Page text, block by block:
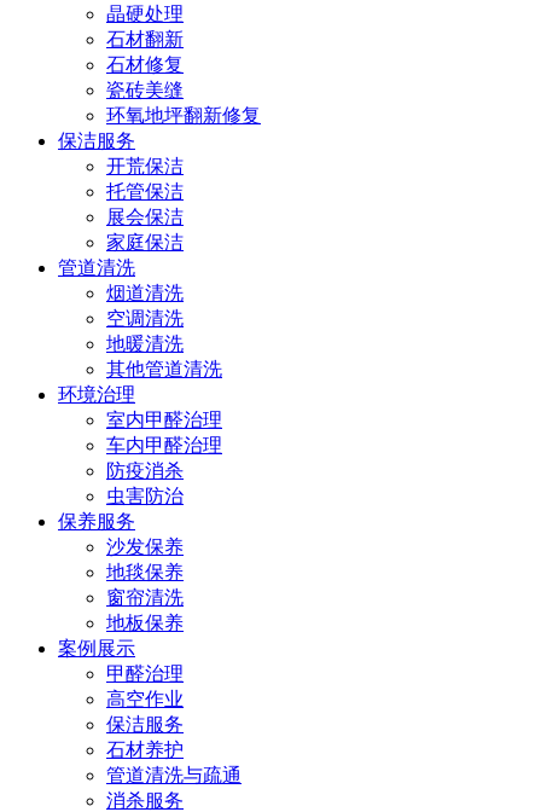
晶硬处理
石材翻新
石材修复
瓷砖美缝
环氧地坪翻新修复
保洁服务
开荒保洁
托管保洁
展会保洁
家庭保洁
管道清洗
烟道清洗
空调清洗
地暖清洗
其他管道清洗
环境治理
室内甲醛治理
车内甲醛治理
防疫消杀
虫害防治
保养服务
沙发保养
地毯保养
窗帘清洗
地板保养
案例展示
甲醛治理
高空作业
保洁服务
石材养护
管道清洗与疏通
消杀服务